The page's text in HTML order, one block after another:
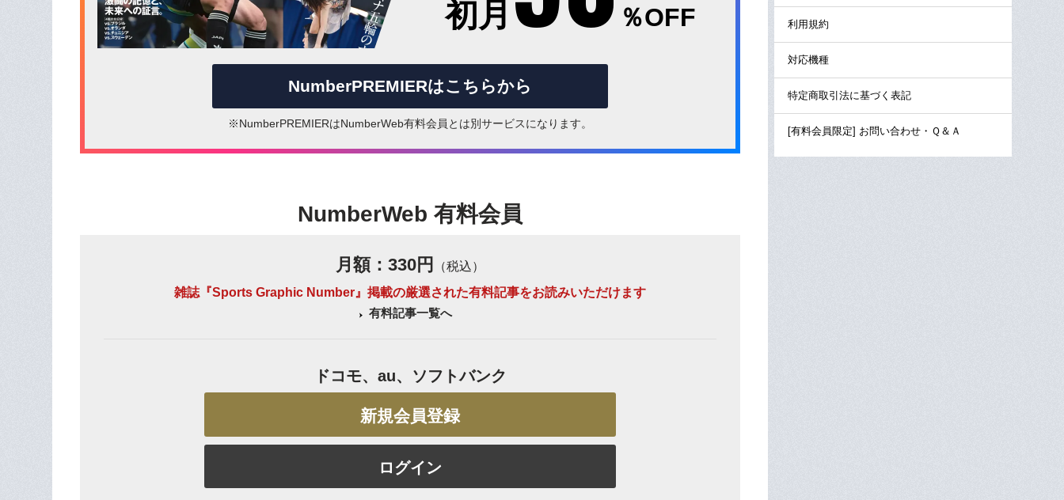
初月 ％OFF
NumberPREMIERはこちらから
※NumberPREMIERはNumberWeb有料会員とは別サービスになります。
NumberWeb 有料会員
月額：330円
（税込）
雑誌『Sports Graphic Number』掲載の厳選された有料記事をお読みいただけます
有料記事一覧へ
ドコモ、au、ソフトバンク
新規会員登録
ログイン
利用規約
対応機種
特定商取引法に基づく表記
[有料会員限定] お問い合わせ・Ｑ＆Ａ